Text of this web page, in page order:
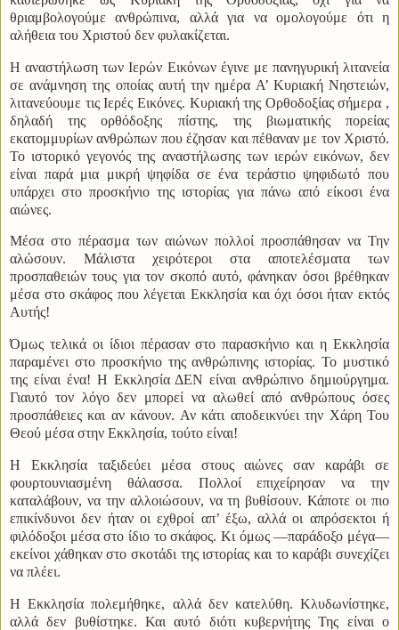
θριαμβολογούμε ανθρώπινα, αλλά για να ομολογούμε ότι η
αλήθεια του Χριστού δεν φυλακίζεται.
Η αναστήλωση των Ιερών Εικόνων έγινε με πανηγυρική λιτανεία
σε ανάμνηση της οποίας αυτή την ημέρα Α’ Κυριακή Νηστειών,
λιτανεύουμε τις Ιερές Εικόνες. Κυριακή της Ορθοδοξίας σήμερα ,
δηλαδή της ορθόδοξης πίστης, της βιωματικής πορείας
εκατομμυρίων ανθρώπων που έζησαν και πέθαναν με τον Χριστό.
Το ιστορικό γεγονός της αναστήλωσης των ιερών εικόνων, δεν
είναι παρά μια μικρή ψηφίδα σε ένα τεράστιο ψηφιδωτό που
υπάρχει στο προσκήνιο της ιστορίας για πάνω από είκοσι ένα
αιώνες.
Μέσα στο πέρασμα των αιώνων πολλοί προσπάθησαν να Την
αλώσουν. Μάλιστα χειρότεροι στα αποτελέσματα των
προσπαθειών τους για τον σκοπό αυτό, φάνηκαν όσοι βρέθηκαν
μέσα στο σκάφος που λέγεται Εκκλησία και όχι όσοι ήταν εκτός
Αυτής!
Όμως τελικά οι ίδιοι πέρασαν στο παρασκήνιο και η Εκκλησία
παραμένει στο προσκήνιο της ανθρώπινης ιστορίας. Το μυστικό
της είναι ένα! Η Εκκλησία ΔΕΝ είναι ανθρώπινο δημιούργημα.
Γιαυτό τον λόγο δεν μπορεί να αλωθεί από ανθρώπους όσες
προσπάθειες και αν κάνουν. Αν κάτι αποδεικνύει την Χάρη Του
Θεού μέσα στην Εκκλησία, τούτο είναι!
Η Εκκλησία ταξιδεύει μέσα στους αιώνες σαν καράβι σε
φουρτουνιασμένη θάλασσα. Πολλοί επιχείρησαν να την
καταλάβουν, να την αλλοιώσουν, να τη βυθίσουν. Κάποτε οι πιο
επικίνδυνοι δεν ήταν οι εχθροί απ’ έξω, αλλά οι απρόσεκτοι ή
φιλόδοξοι μέσα στο ίδιο το σκάφος. Κι όμως —παράδοξο μέγα—
εκείνοι χάθηκαν στο σκοτάδι της ιστορίας και το καράβι συνεχίζει
να πλέει.
Η Εκκλησία πολεμήθηκε, αλλά δεν κατελύθη. Κλυδωνίστηκε,
αλλά δεν βυθίστηκε. Και αυτό διότι κυβερνήτης Της είναι ο